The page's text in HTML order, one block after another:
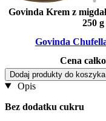
Govinda Krem z
250 g
Govinda
Cena
Dodaj produkty do koszyka
Opis
Bez dodatku cukru